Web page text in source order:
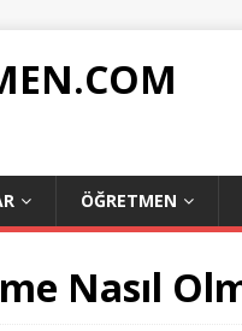
ÖĞRETMEN
Nasıl